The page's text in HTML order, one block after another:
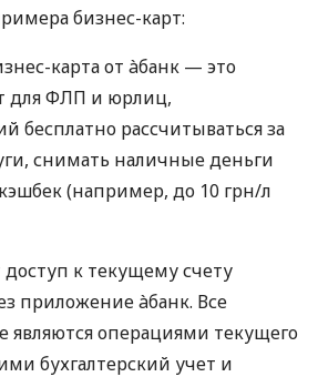
бизнес-карт:
карта от àбанк — это
для ФЛП и юрлиц,
бесплатно рассчитываться за
снимать наличные деньги
(например, до 10 грн/л
к текущему счету
приложение àбанк. Все
являются операциями текущего
бухгалтерский учет и